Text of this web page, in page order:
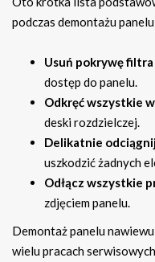
podczas demontażu
Usuń pokrywę filtra
dostęp do panelu.
Odkręć wszystkie
deski rozdzielczej.
Delikatnie
uszkodzić żadnych
Odłącz wszystkie
zdjęciem panelu.
Demontaż panelu
wielu pracach